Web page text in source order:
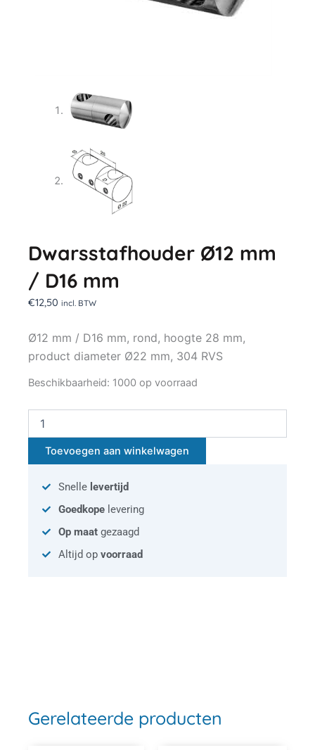
Dwarsstafhouder Ø12 mm
/ D16 mm
€12,50 incl. BTW
Ø12 mm / D16 mm, rond, hoogte 28 mm,
product diameter Ø22 mm, 304 RVS
Beschikbaarheid: 1000 op voorraad
Dwarsstafhouder
mm
D16
aantal
Toevoegen aan winkelwagen
Snelle levertijd
Goedkope levering
Op maat gezaagd
Altijd op voorraad
Gerelateerde producten